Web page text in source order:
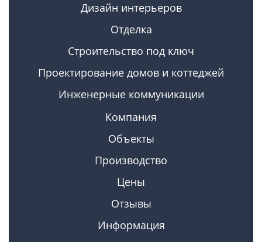
Дизайн интерьеров
Отделка
Строительство под ключ
Проектирование домов и коттеджей
Инженерные коммуникации
Компания
Объекты
Производство
Цены
Отзывы
Информация